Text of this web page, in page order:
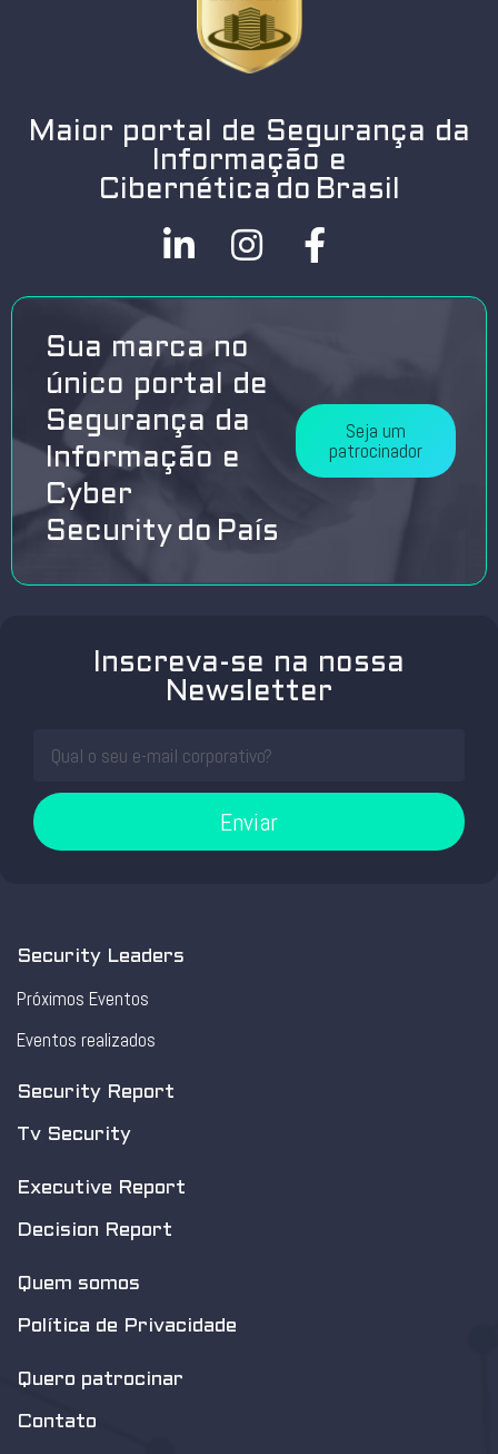
Maior portal de Segurança da
Informação e
Cibernética do Brasil
Sua marca no
único portal de
Segurança da
Informação e
Cyber
Security do País
Seja um
patrocinador
Inscreva-se na nossa
Newsletter
Enviar
Security Leaders
Próximos Eventos
Eventos realizados
Security Report
Tv Security
Executive Report
Decision Report
Quem somos
Política de Privacidade
Quero patrocinar
Contato